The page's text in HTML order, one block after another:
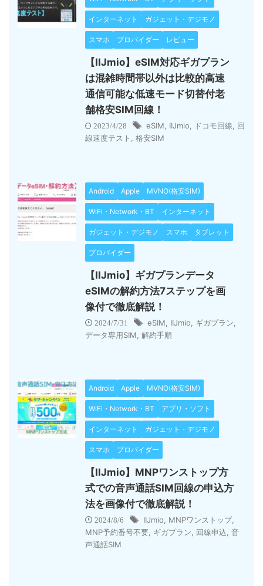
インターネット ガジェット・デジモノ
スマホ プロバイダー レビュー
【IIJmio】eSIM対応ギガプラン
は混雑時間帯以外は比較的高速
通信可能な低速モード切替付老
舗格安SIM回線！
2023/4/28 eSIM IIJmio ドコモ回線
回
線速度テスト
格安SIM
Android Apple MVNO(格安SIM)
WiFi・Network・BT インターネット
ガジェット・デジモノ スマホ タブレット
プロバイダー
【IIJmio】ギガプランデータ
eSIMの解約方法7ステップを画
像付で徹底解説！
2024/7/31 eSIM IIJmio ギガプラン
データ専用SIM 解約手順
Android Apple MVNO(格安SIM)
WiFi・Network・BT アプリ・ソフト
インターネット ガジェット・デジモノ
スマホ プロバイダー
【IIJmio】MNPワンストップ方
式での音声通話SIM回線の申込方
法を画像付で徹底解説！
2024/8/6 IIJmio MNPワンストップ,
MNP予約番号不要 ギガプラン 回線申込 音
声通話SIM